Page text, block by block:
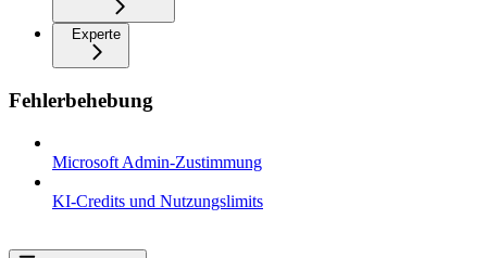
Experte
Fehlerbehebung
Microsoft Admin-Zustimmung
KI-Credits und Nutzungslimits